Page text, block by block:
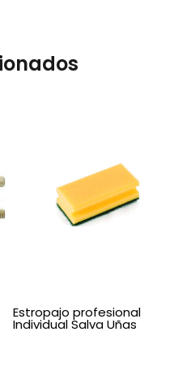
Estropajo profesional
Individual Salva Uñas